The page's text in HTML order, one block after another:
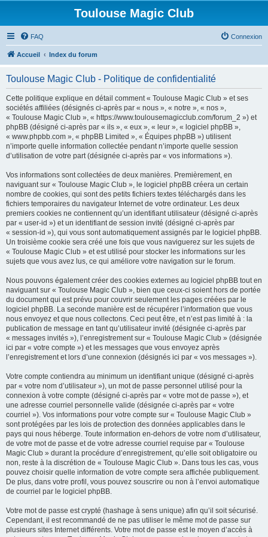
Toulouse Magic Club
FAQ Connexion
Accueil Index du forum
Toulouse Magic Club - Politique de confidentialité
Cette politique explique en détail comment « Toulouse Magic Club » et ses
sociétés affiliées (désignés ci-après par « nous », « notre », « nos »,
« Toulouse Magic Club », « https://www.toulousemagicclub.com/forum_2 ») et
phpBB (désigné ci-après par « ils », « eux », « leur », « logiciel phpBB »,
« www.phpbb.com », « phpBB Limited », « Équipes phpBB ») utilisent
n’importe quelle information collectée pendant n’importe quelle session
d’utilisation de votre part (désignée ci-après par « vos informations »).
Vos informations sont collectées de deux manières. Premièrement, en
naviguant sur « Toulouse Magic Club », le logiciel phpBB créera un certain
nombre de cookies, qui sont des petits fichiers textes téléchargés dans les
fichiers temporaires du navigateur Internet de votre ordinateur. Les deux
premiers cookies ne contiennent qu’un identifiant utilisateur (désigné ci-après
par « user-id ») et un identifiant de session invité (désigné ci-après par
« session-id »), qui vous sont automatiquement assignés par le logiciel phpBB.
Un troisième cookie sera créé une fois que vous naviguerez sur les sujets de
« Toulouse Magic Club » et est utilisé pour stocker les informations sur les
sujets que vous avez lus, ce qui améliore votre navigation sur le forum.
Nous pouvons également créer des cookies externes au logiciel phpBB tout en
naviguant sur « Toulouse Magic Club », bien que ceux-ci soient hors de portée
du document qui est prévu pour couvrir seulement les pages créées par le
logiciel phpBB. La seconde manière est de récupérer l’information que vous
nous envoyez et que nous collectons. Ceci peut être, et n’est pas limité à : la
publication de message en tant qu’utilisateur invité (désignée ci-après par
« messages invités »), l’enregistrement sur « Toulouse Magic Club » (désignée
ici par « votre compte ») et les messages que vous envoyez après
l’enregistrement et lors d’une connexion (désignés ici par « vos messages »).
Votre compte contiendra au minimum un identifiant unique (désigné ci-après
par « votre nom d’utilisateur »), un mot de passe personnel utilisé pour la
connexion à votre compte (désigné ci-après par « votre mot de passe »), et
une adresse courriel personnelle valide (désignée ci-après par « votre
courriel »). Vos informations pour votre compte sur « Toulouse Magic Club »
sont protégées par les lois de protection des données applicables dans le
pays qui nous héberge. Toute information en-dehors de votre nom d’utilisateur,
de votre mot de passe et de votre adresse courriel requise par « Toulouse
Magic Club » durant la procédure d’enregistrement, qu’elle soit obligatoire ou
non, reste à la discrétion de « Toulouse Magic Club ». Dans tous les cas, vous
pouvez choisir quelle information de votre compte sera affichée publiquement.
De plus, dans votre profil, vous pouvez souscrire ou non à l’envoi automatique
de courriel par le logiciel phpBB.
Votre mot de passe est crypté (hashage à sens unique) afin qu’il soit sécurisé.
Cependant, il est recommandé de ne pas utiliser le même mot de passe sur
plusieurs sites Internet différents. Votre mot de passe est le moyen d’accès à